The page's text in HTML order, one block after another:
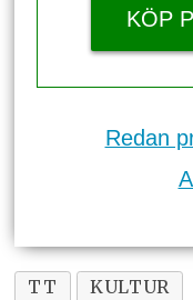
KÖP
Redan
TT KULTUR